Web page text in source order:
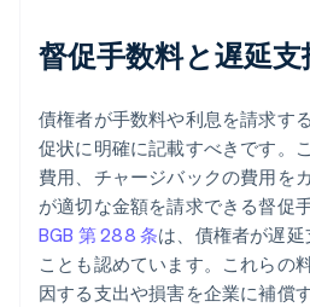
督促手数料と遅延
債権者が手数料や利息を請求す
促状に明確に記載すべきです。
費用、チャージバックの費用を
が適切な金額を請求できる督促
BGB 第 288 条は、債権者が遅
ことも認めています。これらの
因する支出や損害を企業に補償